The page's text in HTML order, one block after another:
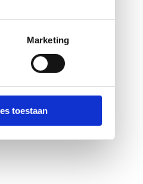
Marketing
toestaan